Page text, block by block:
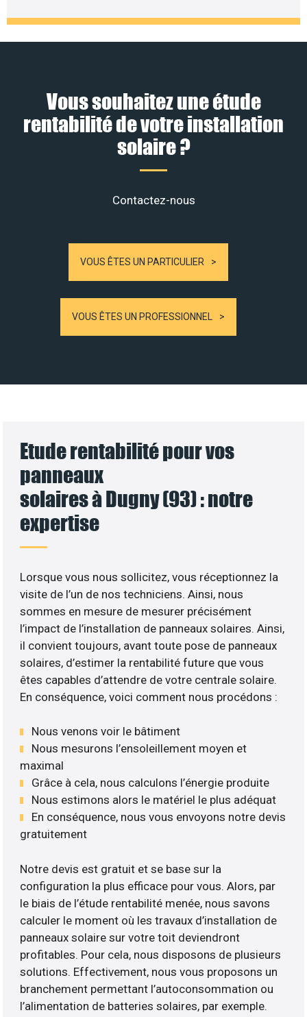
Vous souhaitez une étude
rentabilité de votre installation
solaire ?
Contactez-nous
VOUS ÊTES UN PARTICULIER
VOUS ÊTES UN PROFESSIONNEL
Etude rentabilité pour vos
panneaux
solaires à Dugny (93) : notre
expertise
Lorsque vous nous sollicitez, vous réceptionnez la
visite de l’un de nos techniciens. Ainsi, nous
sommes en mesure de mesurer précisément
l’impact de l’installation de panneaux solaires. Ainsi,
il convient toujours, avant toute pose de panneaux
solaires, d’estimer la rentabilité future que vous
êtes capables d’attendre de votre centrale solaire.
En conséquence, voici comment nous procédons :
Nous venons voir le bâtiment
Nous mesurons l’ensoleillement moyen et
maximal
Grâce à cela, nous calculons l’énergie produite
Nous estimons alors le matériel le plus adéquat
En conséquence, nous vous envoyons notre devis
gratuitement
Notre devis est gratuit et se base sur la
configuration la plus efficace pour vous. Alors, par
le biais de l’étude rentabilité menée, nous savons
calculer le moment où les travaux d’installation de
panneaux solaire sur votre toit deviendront
profitables. Pour cela, nous disposons de plusieurs
solutions. Effectivement, nous vous proposons un
branchement permettant l’autoconsommation ou
l’alimentation de batteries solaires, par exemple.